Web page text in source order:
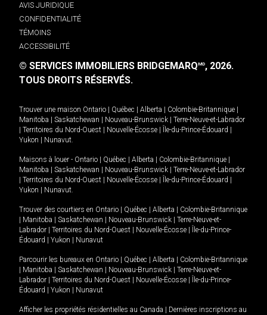
AVIS JURIDIQUE
CONFIDENTIALITÉ
TÉMOINS
ACCESSIBILITÉ
© SERVICES IMMOBILIERS BRIDGEMARQMD, 2026.
TOUS DROITS RÉSERVÉS.
Trouver une maison Ontario Québec Alberta Colombie-Britannique
Manitoba
Saskatchewan Nouveau-Brunswick
Terre-Neuve-et-Labrador
Territoires du Nord-Ouest Nouvelle-Écosse Île-du-Prince-Édouard
Yukon
Nunavut.
Maisons à louer - Ontario Québec Alberta Colombie-Britannique
Manitoba
Saskatchewan Nouveau-Brunswick
Terre-Neuve-et-Labrador
Territoires du Nord-Ouest Nouvelle-Écosse Île-du-Prince-Édouard
Yukon
Nunavut.
Trouver des courtiers en Ontario Québec Alberta
Colombie-Britannique
Manitoba Saskatchewan Nouveau-Brunswick
Terre-Neuve-et-
Labrador
Territoires du Nord-Ouest Nouvelle-Écosse
Île-du-Prince-
Édouard
Yukon Nunavut
Parcourir les bureaux en Ontario Québec Alberta
Colombie-Britannique
Manitoba Saskatchewan Nouveau-Brunswick
Terre-Neuve-et-
Labrador
Territoires du Nord-Ouest Nouvelle-Écosse
Île-du-Prince-
Édouard
Yukon Nunavut
Afficher les propriétés résidentielles au Canada
Dernières inscriptions au